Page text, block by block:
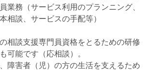
業務（サービス利用のプランニング、
相談、サービスの手配等）
相談支援専門員資格をとるための研修
可能です（応相談）。
障害者（児）の方の生活を支えるため